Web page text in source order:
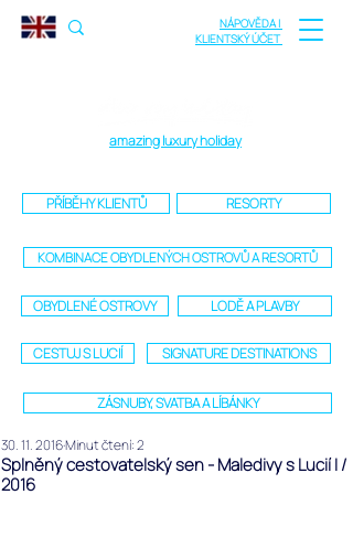
NÁPOVĚDA |
KLIENTSKÝ ÚČET
amazing luxury holiday
Splněný cestovatelský sen - Maledivy s Lucií I /
2016
30. 11. 2016Minut čtení: 2
PŘÍBĚHY KLIENTŮ RESORTY
KOMBINACE OBYDLENÝCH OSTROVŮ A RESORTŮ
OBYDLENÉ OSTROVY LODĚ A PLAVBY
CESTUJ S LUCIÍ SIGNATURE DESTINATIONS
ZÁSNUBY, SVATBA A LÍBÁNKY